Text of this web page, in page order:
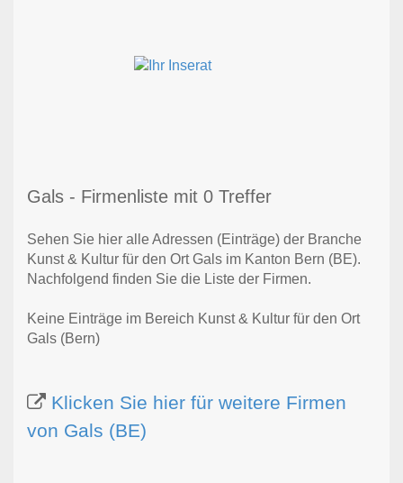
Gals - Firmenliste mit 0 Treffer
Sehen Sie hier alle Adressen (Einträge) der Branche
Kunst & Kultur für den Ort Gals im Kanton Bern (BE).
Nachfolgend finden Sie die Liste der Firmen.
Keine Einträge im Bereich Kunst & Kultur für den Ort
Gals (Bern)
Klicken Sie hier für weitere Firmen
von Gals (BE)